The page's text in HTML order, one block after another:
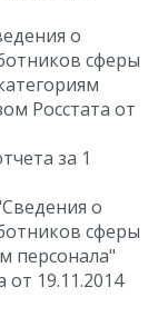
о
сферы
Росстата от
за 1
о
сферы
персонала"
19.11.2014